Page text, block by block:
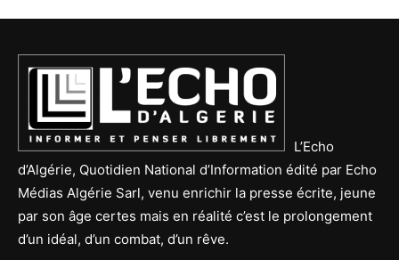
L’Echo
d’Algérie, Quotidien National d’Information édité par Echo
Médias Algérie Sarl, venu enrichir la presse écrite, jeune
par son âge certes mais en réalité c’est le prolongement
d’un idéal, d’un combat, d’un rêve.